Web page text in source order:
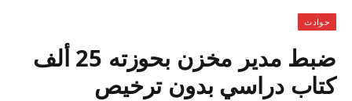
حوادث
ضبط مدير مخزن بحوزته 25 ألف
كتاب دراسي بدون ترخيص